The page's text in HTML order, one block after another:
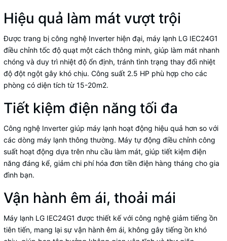
Hiệu quả làm mát vượt trội
Được trang bị công nghệ Inverter hiện đại, máy lạnh LG IEC24G1
điều chỉnh tốc độ quạt một cách thông minh, giúp làm mát nhanh
chóng và duy trì nhiệt độ ổn định, tránh tình trạng thay đổi nhiệt
độ đột ngột gây khó chịu. Công suất 2.5 HP phù hợp cho các
phòng có diện tích từ 15-20m2.
Tiết kiệm điện năng tối đa
Công nghệ Inverter giúp máy lạnh hoạt động hiệu quả hơn so với
các dòng máy lạnh thông thường. Máy tự động điều chỉnh công
suất hoạt động dựa trên nhu cầu làm mát, giúp tiết kiệm điện
năng đáng kể, giảm chi phí hóa đơn tiền điện hàng tháng cho gia
đình bạn.
Vận hành êm ái, thoải mái
Máy lạnh LG IEC24G1 được thiết kế với công nghệ giảm tiếng ồn
tiên tiến, mang lại sự vận hành êm ái, không gây tiếng ồn khó